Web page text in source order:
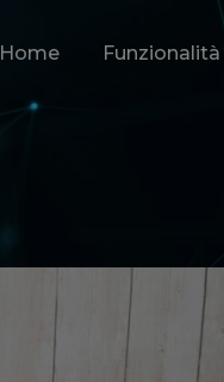
Home Funzionalità